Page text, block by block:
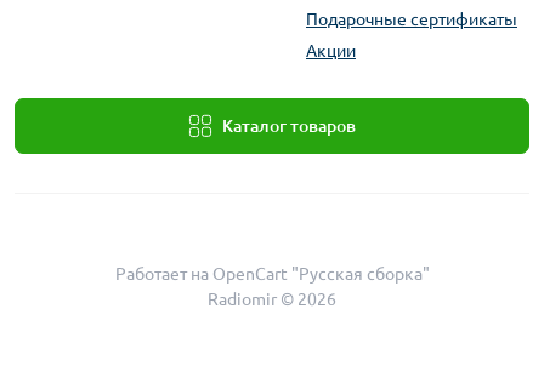
Подарочные сертификаты
Акции
Каталог товаров
Работает на OpenCart "Русская сборка"
Radiomir © 2026